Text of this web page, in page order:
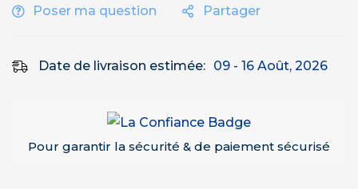
Poser ma question Partager
Date de livraison estimée: 09 - 16 Août, 2026
Pour garantir la sécurité & de paiement sécurisé